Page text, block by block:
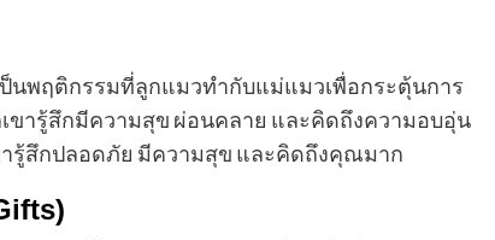
ป็นพฤติกรรมที่ลูกแมวทำกับแม่แมวเพื่อกระตุ้นการ
ขารู้สึกมีความสุข ผ่อนคลาย และคิดถึงความอบอุ่น
รู้สึกปลอดภัย มีความสุข และคิดถึงคุณมาก